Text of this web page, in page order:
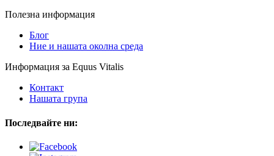
Полезна информация
Блог
Ние и нашата околна среда
Информация за Equus Vitalis
Контакт
Нашата група
Последвайте ни: